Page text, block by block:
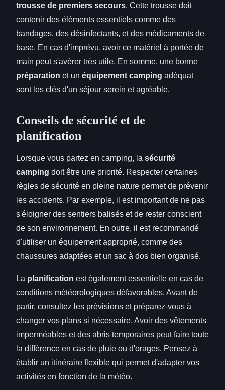
trousse de premiers secours. Cette trousse doit
contenir des éléments essentiels comme des
bandages, des désinfectants, et des médicaments de
base. En cas d'imprévu, avoir ce matériel à portée de
main peut s'avérer très utile. En somme, une bonne
préparation et un équipement camping adéquat
sont les clés d'un séjour serein et agréable.
Conseils de sécurité et de
planification
Lorsque vous partez en camping, la sécurité
camping doit être une priorité. Respecter certaines
règles de sécurité en pleine nature permet de prévenir
les accidents. Par exemple, il est important de ne pas
s'éloigner des sentiers balisés et de rester conscient
de son environnement. En outre, il est recommandé
d'utiliser un équipement approprié, comme des
chaussures adaptées et un sac à dos bien organisé.
La planification est également essentielle en cas de
conditions météorologiques défavorables. Avant de
partir, consultez les prévisions et préparez-vous à
changer vos plans si nécessaire. Avoir des vêtements
imperméables et des abris temporaires peut faire toute
la différence en cas de pluie ou d'orages. Pensez à
établir un itinéraire flexible qui permet d'adapter vos
activités en fonction de la météo.